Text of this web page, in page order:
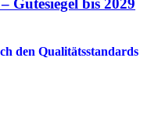
Gütesiegel bis 2029
den Qualitätsstandards